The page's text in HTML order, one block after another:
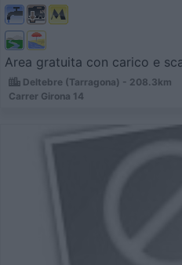
Area gratuita con carico e
Deltebre (Tarragona) - 208.3km
Carrer Girona 14